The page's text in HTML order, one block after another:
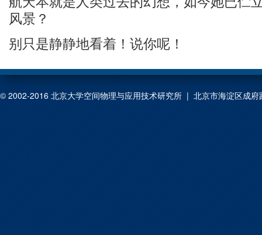
风景？
别只是静静地看着！说你呢！
© 2002-2016 北京大学空间物理与应用技术研究所 | 北京市海淀区成